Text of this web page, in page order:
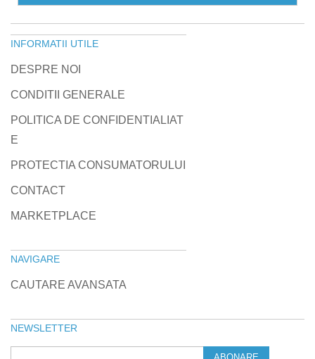
INFORMATII UTILE
DESPRE NOI
CONDITII GENERALE
POLITICA DE CONFIDENTIALIAT
E
PROTECTIA CONSUMATORULUI
CONTACT
MARKETPLACE
NAVIGARE
CAUTARE AVANSATA
NEWSLETTER